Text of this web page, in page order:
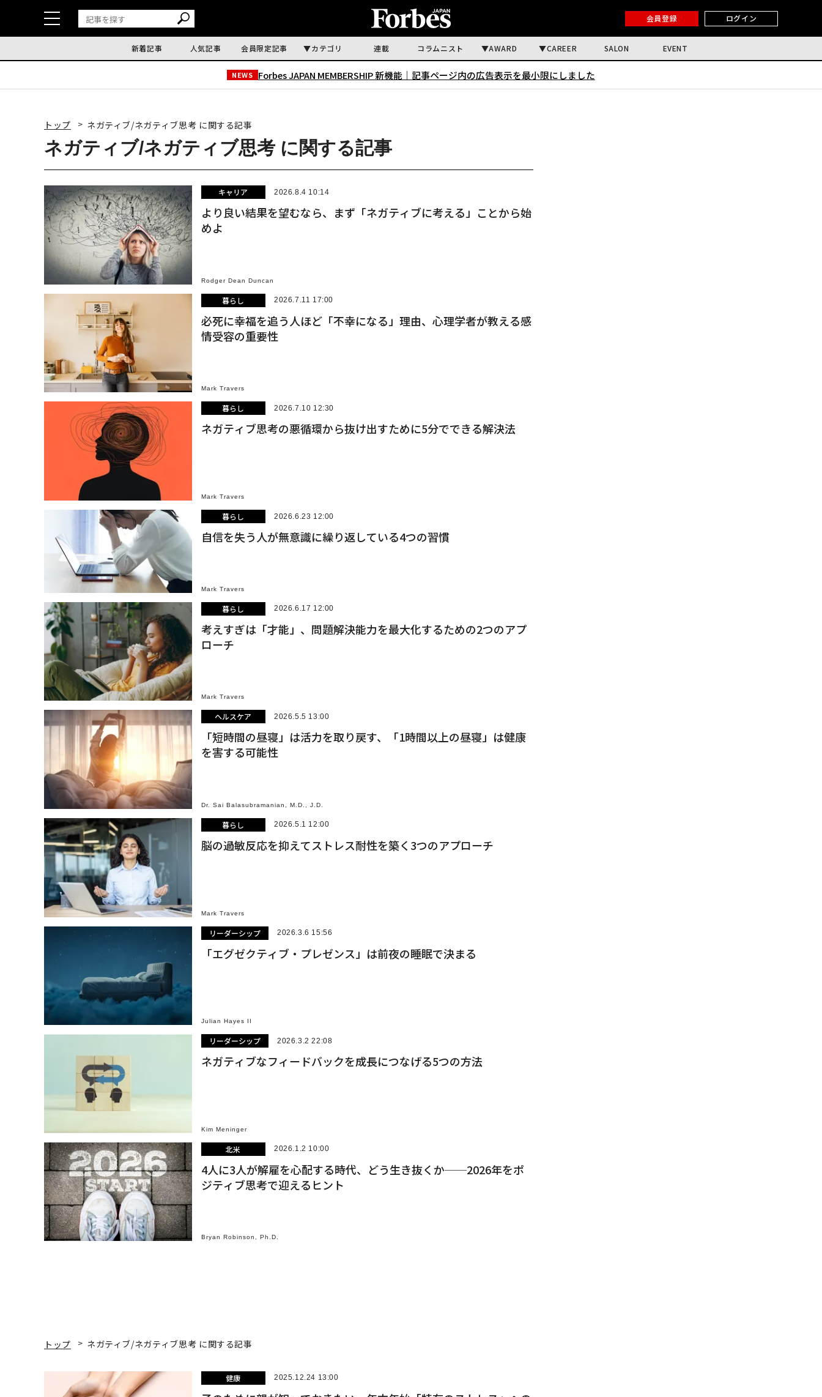
会員登録 ログイン
新着記事 人気記事 会員限定記事 カテゴリ 連載 コラムニスト AWARD CAREER SALON EVENT
NEWS Forbes JAPAN MEMBERSHIP 新機能｜ 記事ページ内の広告表示を最小限にしました
トップ ネガティブ/ネガティブ思考 に関する記事
ネガティブ/ネガティブ思考 に関する記事
キャリア 2026.8.4 10:14
より良い結果を望むなら、まず「ネガティブに考える」ことから始
めよ
Rodger Dean Duncan
暮らし 2026.7.11 17:00
必死に幸福を追う人ほど「不幸になる」理由、心理学者が教える感
情受容の重要性
Mark Travers
暮らし 2026.7.10 12:30
ネガティブ思考の悪循環から抜け出すために5分でできる解決法
Mark Travers
暮らし 2026.6.23 12:00
自信を失う人が無意識に繰り返している4つの習慣
Mark Travers
暮らし 2026.6.17 12:00
考えすぎは「才能」、問題解決能力を最大化するための2つのアプ
ローチ
Mark Travers
ヘルスケア 2026.5.5 13:00
「短時間の昼寝」は活力を取り戻す、「1時間以上の昼寝」は健康
を害する可能性
Dr. Sai Balasubramanian, M.D., J.D.
暮らし 2026.5.1 12:00
脳の過敏反応を抑えてストレス耐性を築く3つのアプローチ
Mark Travers
リーダーシップ 2026.3.6 15:56
「エグゼクティブ・プレゼンス」は前夜の睡眠で決まる
Julian Hayes II
リーダーシップ 2026.3.2 22:08
ネガティブなフィードバックを成長につなげる5つの方法
Kim Meninger
北米 2026.1.2 10:00
4人に3人が解雇を心配する時代、どう生き抜くか──2026年をポ
ジティブ思考で迎えるヒント
Bryan Robinson, Ph.D.
トップ ネガティブ/ネガティブ思考 に関する記事
健康 2025.12.24 13:00